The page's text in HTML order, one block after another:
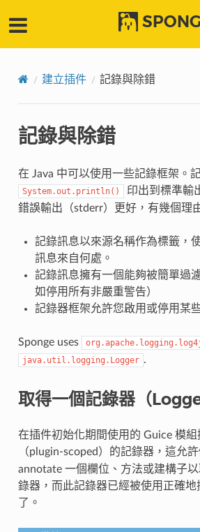
建立插件 記錄與除錯
記錄與除錯
在 Java 中可以使用一些記錄框架。
System.out.println()
印出到標準輸
錯誤輸出（stderr）更好，有幾個理
記錄訊息以來源名稱作為標籤，
訊息來自何處。
記錄訊息擁有一個能夠被簡單過
如停用所有非嚴重警告）
記錄器框架允許您啟用或停用某
Sponge uses
java.util.logging.Logger .
取得一個記錄器（
在插件初始化期間使用的 Guice 模
（plugin-scoped）的記錄器，這允
annotate 一個欄位、方法或建構子
錄器，而此記錄器已經被使用正確地
了。